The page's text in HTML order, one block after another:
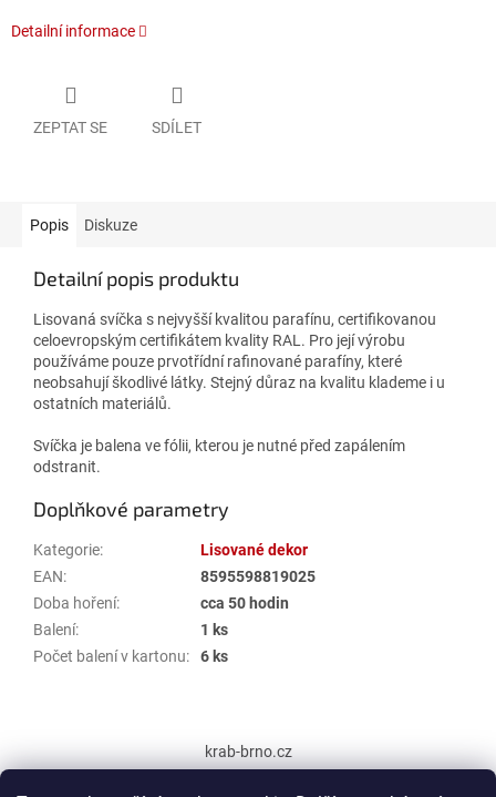
Detailní informace
ZEPTAT SE SDÍLET
Popis Diskuze
Detailní popis produktu
Lisovaná svíčka s nejvyšší kvalitou parafínu, certifikovanou
celoevropským certifikátem kvality RAL. Pro její výrobu
používáme pouze prvotřídní rafinované parafíny, které
neobsahují škodlivé látky. Stejný důraz na kvalitu klademe i u
ostatních materiálů.
Svíčka je balena ve fólii, kterou je nutné před zapálením
odstranit.
Doplňkové parametry
Kategorie:
Lisované dekor
EAN:
8595598819025
Doba hoření:
cca 50 hodin
Balení:
1 ks
Počet balení v kartonu: 6 ks
p
krab-brno.cz